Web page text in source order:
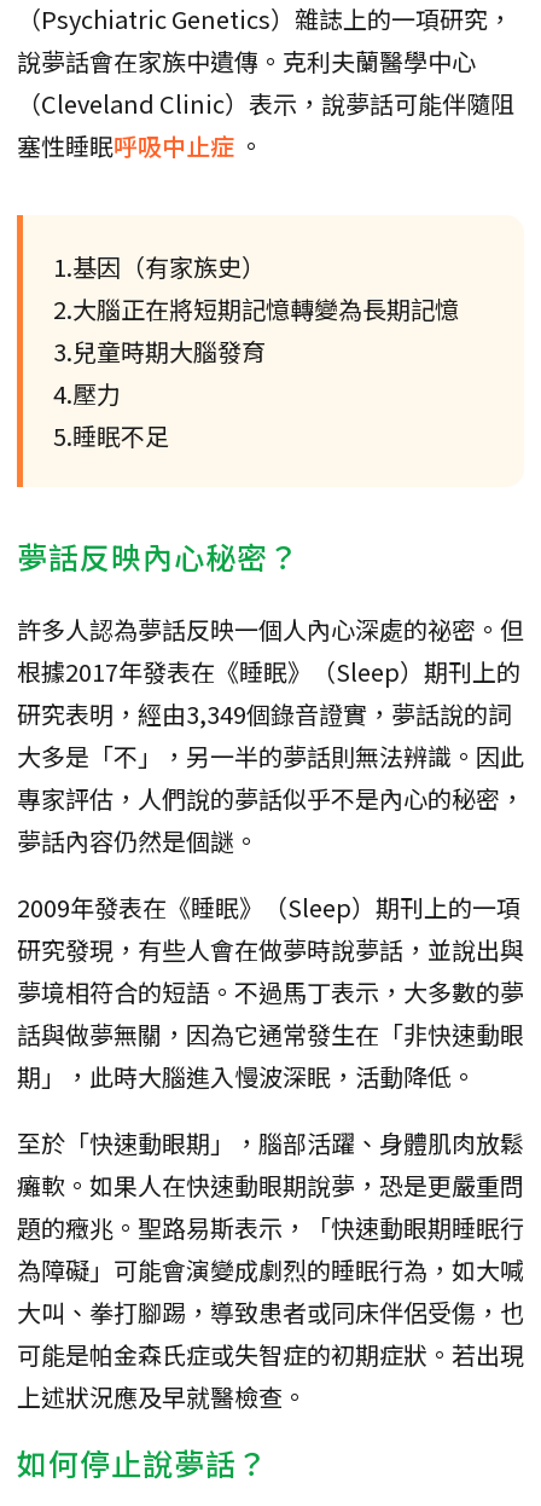
（Psychiatric Genetics）雜誌上的一項研究，
說夢話會在家族中遺傳。克利夫蘭醫學中心
（Cleveland Clinic）表示，說夢話可能伴隨阻
塞性睡眠呼吸中止症 。
1.基因（有家族史）
2.大腦正在將短期記憶轉變為長期記憶
3.兒童時期大腦發育
4.壓力
5.睡眠不足
夢話反映內心秘密？
許多人認為夢話反映一個人內心深處的祕密。但
根據2017年發表在《睡眠》（Sleep）期刊上的
研究表明，經由3,349個錄音證實，夢話說的詞
大多是「不」，另一半的夢話則無法辨識。因此
專家評估，人們說的夢話似乎不是內心的秘密，
夢話內容仍然是個謎。
2009年發表在《睡眠》（Sleep）期刊上的一項
研究發現，有些人會在做夢時說夢話，並說出與
夢境相符合的短語。不過馬丁表示，大多數的夢
話與做夢無關，因為它通常發生在「非快速動眼
期」，此時大腦進入慢波深眠，活動降低。
至於「快速動眼期」，腦部活躍、身體肌肉放鬆
癱軟。如果人在快速動眼期說夢，恐是更嚴重問
題的癥兆。聖路易斯表示，「快速動眼期睡眠行
為障礙」可能會演變成劇烈的睡眠行為，如大喊
大叫、拳打腳踢，導致患者或同床伴侶受傷，也
可能是帕金森氏症或失智症的初期症狀。若出現
上述狀況應及早就醫檢查。
如何停止說夢話？